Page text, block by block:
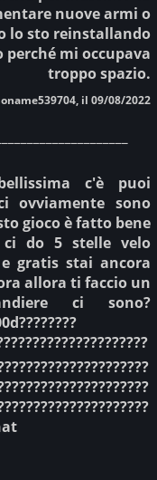
nuove armi o
lo sto reinstallando
mi occupava
troppo spazio.
il 09/08/2022
c'è puoi
ovviamente sono
gioco è fatto bene
do 5 stelle velo
gratis stai ancora
allora ti faccio un
ci sono?